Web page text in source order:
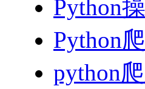
Python
Python
python